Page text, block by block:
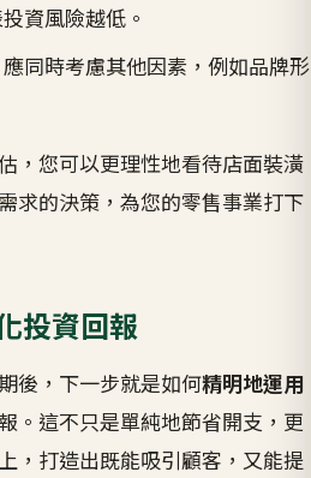
資風險越低。
同時考慮其他因素，例如品牌形
，您可以更理性地看待店面裝潢
求的決策，為您的零售事業打下
投資回報
後，下一步就是如何精明地運用
。這不只是單純地節省開支，更
，打造出既能吸引顧客，又能提